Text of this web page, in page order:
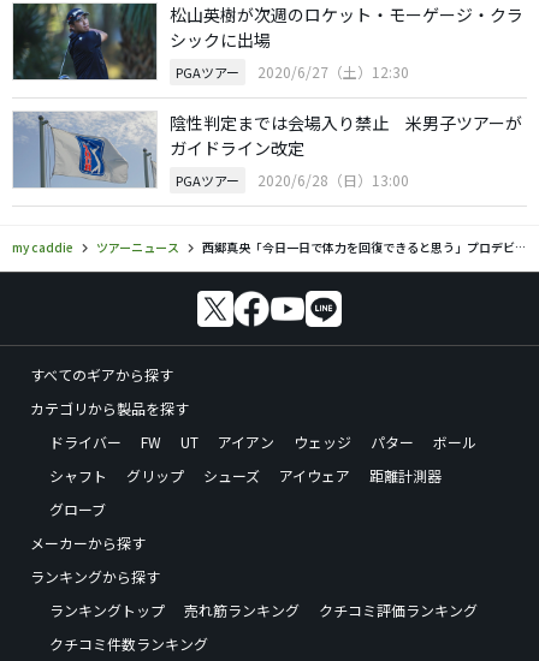
松山英樹が次週のロケット・モーゲージ・クラ
シックに出場
PGAツアー 2020/6/27（土）12:30
陰性判定までは会場入り禁止 米男子ツアーが
ガイドライン改定
PGAツアー 2020/6/28（日）13:00
my caddie ツアーニュース 西郷真央「今日一日で体力を回復できると思う」プロデビュー戦Vを狙う
すべてのギアから探す
カテゴリから製品を探す
ドライバー
FW UT アイアン ウェッジ パター
ボール
シャフト
グリップ シューズ アイウェア
距離計測器
グローブ
メーカーから探す
ランキングから探す
ランキングトップ
売れ筋ランキング
クチコミ評価ランキング
クチコミ件数ランキング